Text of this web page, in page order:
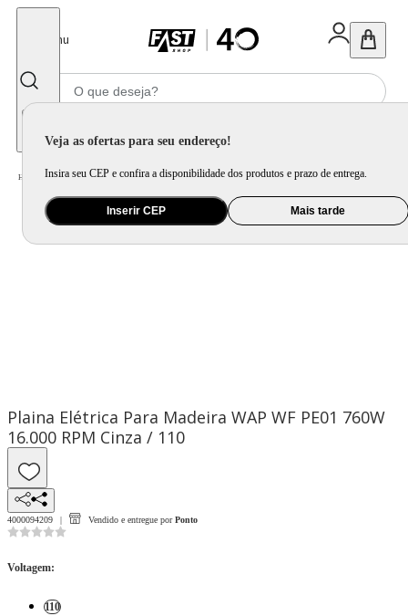
Menu
Veja as ofertas para seu endereço!
Insira seu CEP e confira a disponibilidade dos produtos e prazo de entrega.
Inserir CEP Mais tarde
Home Ferramenta e Jardim / Ferramenta Elétrica / Plaina Elétrica Para Madeira WAP WF PE01 760W 16.000 RPM
Plaina Elétrica Para Madeira WAP WF PE01 760W
16.000 RPM Cinza / 110
4000094209 Vendido e entregue por Ponto
Voltagem:
110